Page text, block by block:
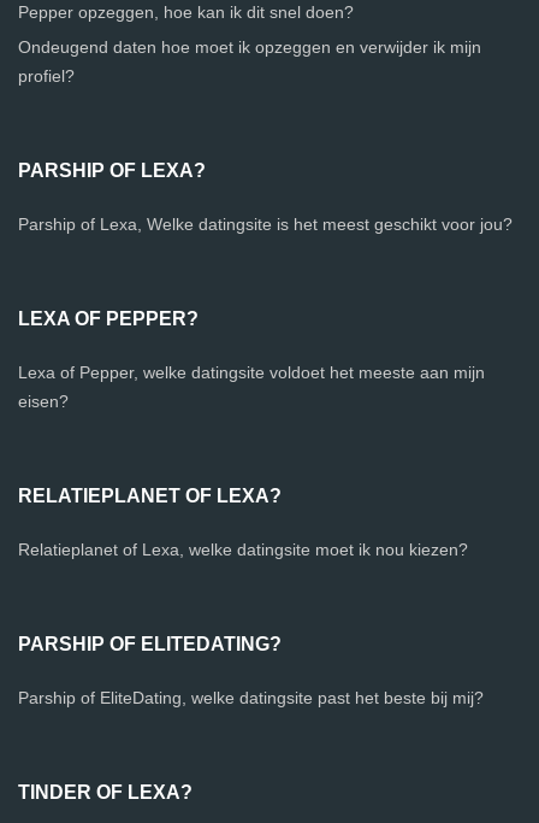
Pepper opzeggen, hoe kan ik dit snel doen?
Ondeugend daten hoe moet ik opzeggen en verwijder ik mijn
profiel?
PARSHIP OF LEXA?
Parship of Lexa, Welke datingsite is het meest geschikt voor jou?
LEXA OF PEPPER?
Lexa of Pepper, welke datingsite voldoet het meeste aan mijn
eisen?
RELATIEPLANET OF LEXA?
Relatieplanet of Lexa, welke datingsite moet ik nou kiezen?
PARSHIP OF ELITEDATING?
Parship of EliteDating, welke datingsite past het beste bij mij?
TINDER OF LEXA?